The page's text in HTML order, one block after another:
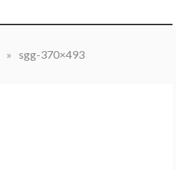
» sgg-370×493